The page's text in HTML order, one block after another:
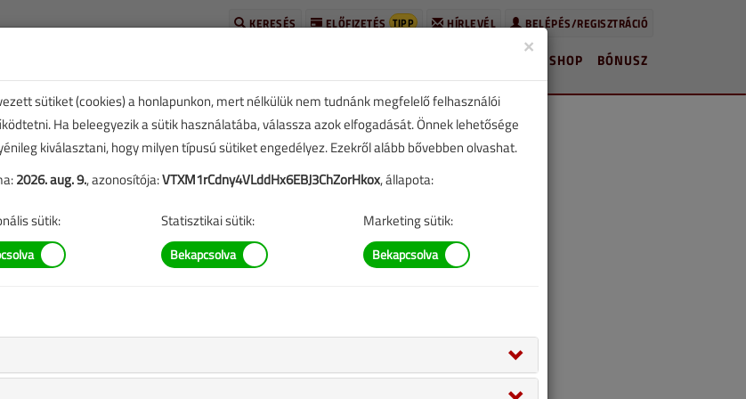
BELÉPÉS/REGISZTRÁCIÓ
HÍRLEVÉL
ELŐFIZETÉS TIPP
KERESÉS
BÓNUSZ
SHOP
×
sütiket (cookies) a honlapunkon, mert nélkülük nem tudnánk megfelelő felhasználói
Ha beleegyezik a sütik használatába, válassza azok elfogadását. Önnek lehetősége
kiválasztani, hogy milyen típusú sütiket engedélyez. Ezekről alább bővebben olvashat.
2026. aug. 9., azonosítója:VTXM1rCdny4VLddHx6EBJ3ChZorHkox, állapota:
sütik: Statisztikai sütik: Marketing sütik: